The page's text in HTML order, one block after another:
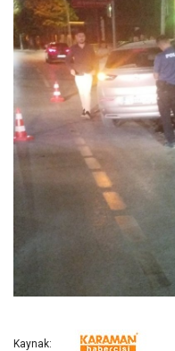
Kaynak: